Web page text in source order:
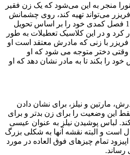
منجر به این می‌شود که یک زن فقیر
می‌تواند تهیه کند، روی چشمانش
بکشد. این نمایش به مدت 11 فصل کمدی خود را بر اساس تحویل
و در این کلاسیک تعطیلات به طور
با زنی که مادرش معتقد است او
دختر متوجه می شود که او
خود را بکند تا به مادر نشان دهد که او
مارتین و نیلز، برای نشان دادن
این وضعیت را برای زن بدتر و برای
لباس پوشیدن نیلز به عنوان عیسی
است و البته نقشه آنها به شکلی بزرگ
تمام چیزهای فوق العاده در مورد
رساند.